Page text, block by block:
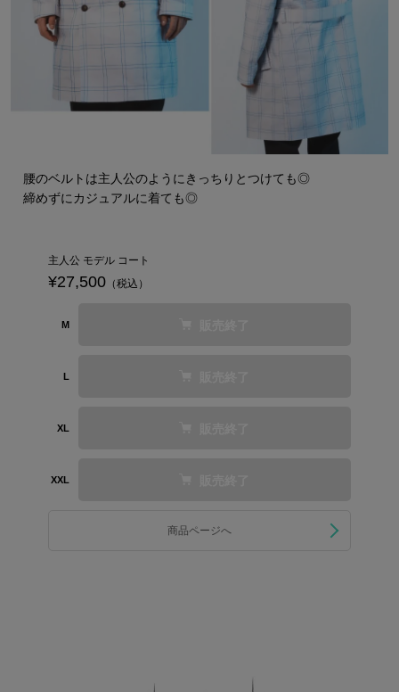
腰のベルトは主人公のようにきっちりとつけても◎
締めずにカジュアルに着ても◎
主人公 モデル コート
¥27,500 （税込）
M
L
XL
XXL
商品ページへ